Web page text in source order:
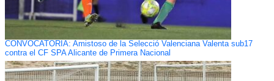
CONVOCATORIA: Amistoso de la Selecció Valenciana Valenta sub17
contra el CF SPA Alicante de Primera Nacional